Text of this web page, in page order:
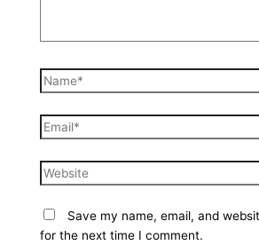
Save my name, email, and
for the next time I comment.